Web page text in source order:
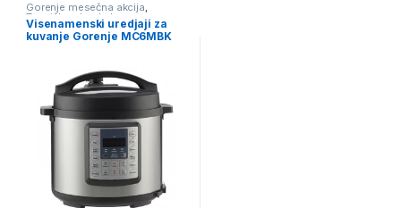
Gorenje mesečna akcija,
Termička obrada hrane
Visenamenski uredjaji za
kuvanje Gorenje MC6MBK